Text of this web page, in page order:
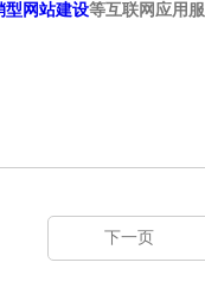
型网站建设等互联网应用服
下一页